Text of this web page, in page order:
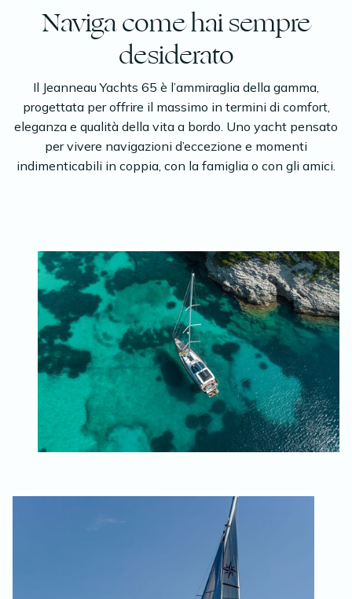
Naviga come hai sempre
desiderato
Il Jeanneau Yachts 65 è l’ammiraglia della gamma,
progettata per offrire il massimo in termini di comfort,
eleganza e qualità della vita a bordo. Uno yacht pensato
per vivere navigazioni d’eccezione e momenti
indimenticabili in coppia, con la famiglia o con gli amici.